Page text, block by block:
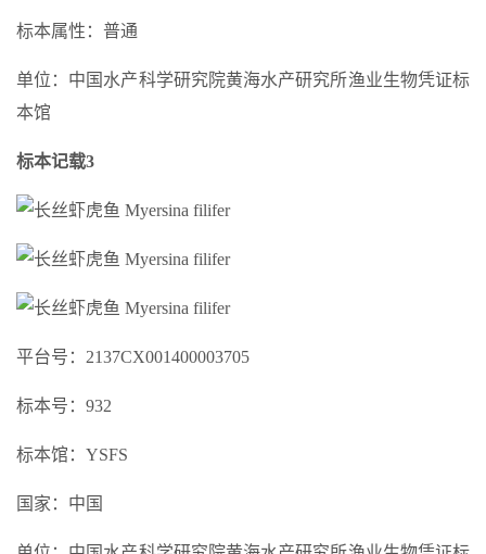
标本属性：普通
单位：中国水产科学研究院黄海水产研究所渔业生物凭证标
本馆
标本记载3
平台号：2137CX001400003705
标本号：932
标本馆：YSFS
国家：中国